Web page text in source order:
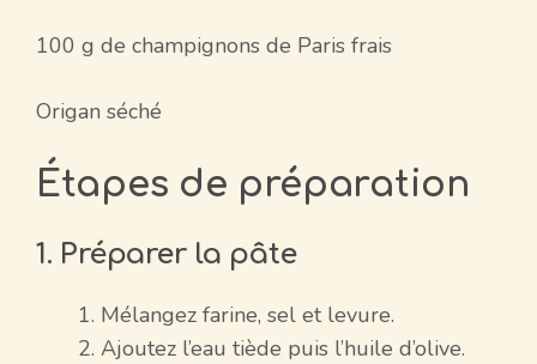
100 g de champignons de Paris frais
Origan séché
Étapes de préparation
1. Préparer la pâte
Mélangez farine, sel et levure.
Ajoutez l’eau tiède puis l’huile d’olive.